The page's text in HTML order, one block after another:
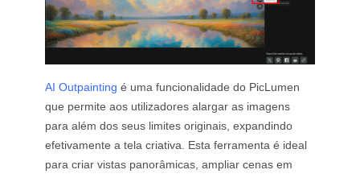
AI Outpainting é uma funcionalidade do PicLumen
que permite aos utilizadores alargar as imagens
para além dos seus limites originais, expandindo
efetivamente a tela criativa. Esta ferramenta é ideal
para criar vistas panorâmicas, ampliar cenas em